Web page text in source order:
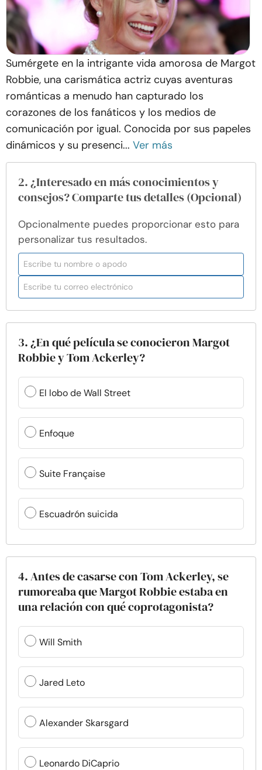
Sumérgete en la intrigante vida amorosa de Margot
Robbie, una carismática actriz cuyas aventuras
románticas a menudo han capturado los
corazones de los fanáticos y los medios de
comunicación por igual. Conocida por sus papeles
dinámicos y su presenci... Ver más
2. ¿Interesado en más conocimientos y
consejos? Comparte tus detalles (Opcional)
Opcionalmente puedes proporcionar esto para
personalizar tus resultados.
3. ¿En qué película se conocieron Margot
Robbie y Tom Ackerley?
El lobo de Wall Street
Enfoque
Suite Française
Escuadrón suicida
4. Antes de casarse con Tom Ackerley, se
rumoreaba que Margot Robbie estaba en
una relación con qué coprotagonista?
Will Smith
Jared Leto
Alexander Skarsgard
Leonardo DiCaprio